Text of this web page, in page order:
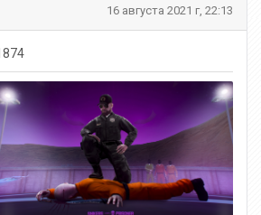
16 августа 2021 г, 22:13